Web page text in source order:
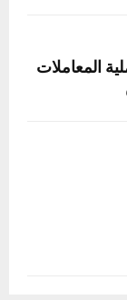
المعاملات